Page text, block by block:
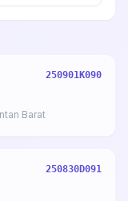
250901K090
Barat
250830D091